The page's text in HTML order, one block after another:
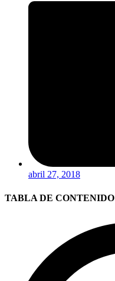
abril 27, 2018
TABLA DE CONTENIDO